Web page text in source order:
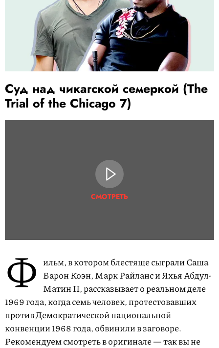
Суд над чикагской семеркой (The
Trial of the Chicago 7)
СМОТРЕТЬ
Ф ильм, в котором блестяще сыграли Саша
Барон Коэн, Марк Райланс и Яхья Абдул-
Матин II, рассказывает о реальном деле
1969 года, когда семь человек, протестовавших
против Демократической национальной
конвенции 1968 года, обвинили в заговоре.
Рекомендуем смотреть в оригинале — так вы не